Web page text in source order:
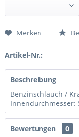
Preis anfragen
Merken
Artikel-Nr.:
Beschreibung
Benzinschlauch /
Innendurchmesser:
Bewertungen
0